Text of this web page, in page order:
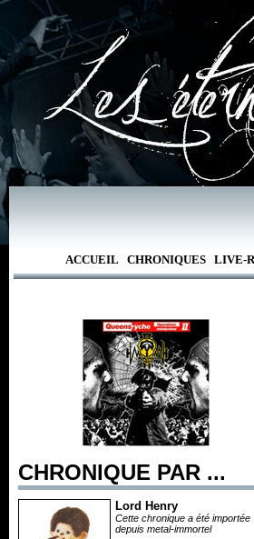
ACCUEIL CHRONIQUES LIVE-
CHRONIQUE PAR ...
Lord Henry
Cette chronique a été importée
depuis metal-immortel